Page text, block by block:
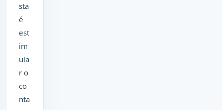
sta
é
est
im
ula
r o
co
nta